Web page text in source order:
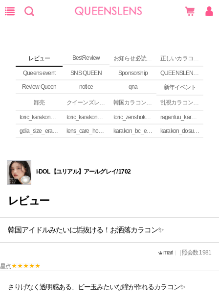
レビュー BestReview お知らせ必読 (NEWS) 正しいカラコンの使い方
Queens event SNS QUEEN Sponsorship
QUEENSLENS Affiliate Program
Review Queen
notice qna 新年イベント
卸売 クイーンズレンズ カラコンコラム 韓国カラコンguide 乱視カラコンの安全性
toric_karakon_takai_riyuu toric_karakon_real_review toric_zenshoku_review
raganfuu_karakon_erabikata
gdia_size_erabikata
lens_care_houhou karakon_bc_erabikata karakon_dosuu_erabikata
i-DOL 【ユリアル】アールグレイ/ 1702
レビュー
韓国アイドルみたいに垢抜ける！お洒落カラコン✨
mari
| 照会数 1981
星点
さりげなく透明感ある、ビー玉みたいな瞳が作れるカラコン✨